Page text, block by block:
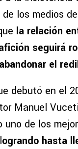
los medios
la relación
seguirá
el
debutó en el
Manuel
uno de los
ogrando hasta